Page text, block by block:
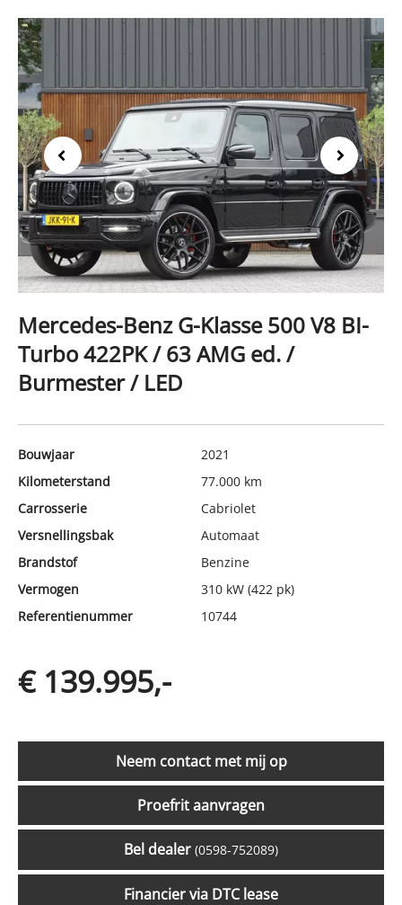
Previous Next
Mercedes-Benz G-Klasse 500 V8 BI-
Turbo 422PK / 63 AMG ed. /
Burmester / LED
Bouwjaar
2021
Kilometerstand
77.000 km
Carrosserie
Cabriolet
Versnellingsbak
Automaat
Brandstof
Benzine
Vermogen
310 kW (422 pk)
Referentienummer
10744
€ 139.995,-
Neem contact met mij op
Proefrit aanvragen
Bel dealer (0598-752089)
Financier via DTC lease